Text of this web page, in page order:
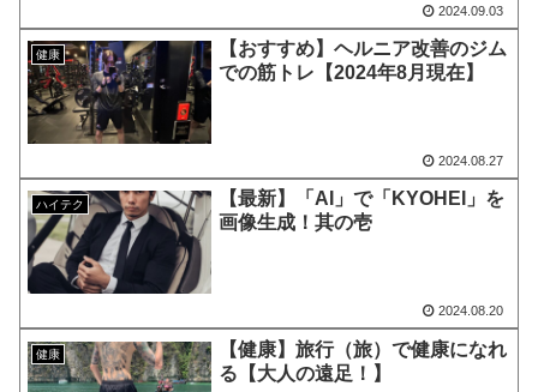
2024.09.03
健康
【おすすめ】ヘルニア改善のジム
での筋トレ【2024年8月現在】
2024.08.27
ハイテク
【最新】「AI」で「KYOHEI」を
画像生成！其の壱
2024.08.20
健康
【健康】旅行（旅）で健康になれ
る【大人の遠足！】